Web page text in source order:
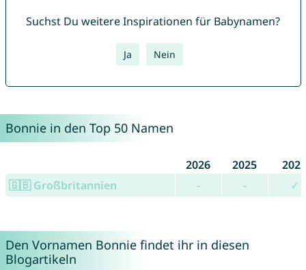
Suchst Du weitere Inspirationen für Babynamen?
Ja Nein
Bonnie in den Top 50 Namen
2026 2025
2024
🇬🇧 Großbritannien
- - ✓
Den Vornamen Bonnie findet ihr in diesen
Blogartikeln